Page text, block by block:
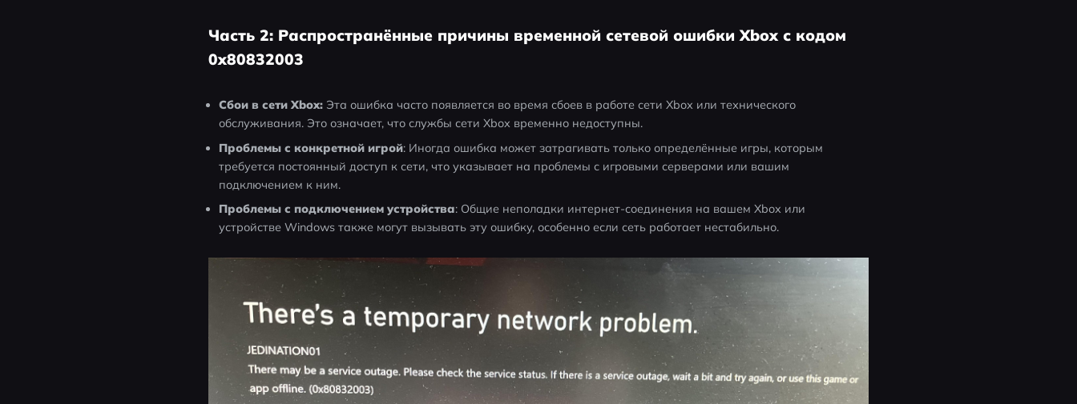
Часть 2: Распространённые причины временной сетевой ошибки Xbox с кодом
0x80832003
Сбои в сети Xbox: Эта ошибка часто появляется во время сбоев в работе сети Xbox или технического
обслуживания. Это означает, что службы сети Xbox временно недоступны.
Проблемы с конкретной игрой: Иногда ошибка может затрагивать только определённые игры, которым
требуется постоянный доступ к сети, что указывает на проблемы с игровыми серверами или вашим
подключением к ним.
Проблемы с подключением устройства: Общие неполадки интернет-соединения на вашем Xbox или
устройстве Windows также могут вызывать эту ошибку, особенно если сеть работает нестабильно.